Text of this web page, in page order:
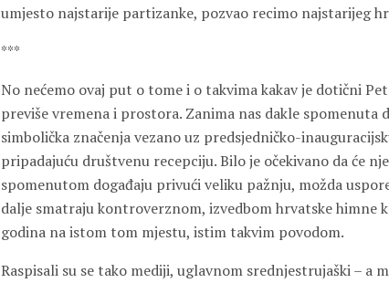
umjesto najstarije partizanke, pozvao recimo najstarijeg
***
No nećemo ovaj put o tome i o takvima kakav je dotični
previše vremena i prostora. Zanima nas dakle spomenuta
simbolička značenja vezano uz predsjedničko-
pripadajuću društvenu recepciju. Bilo je očekivano da će
spomenutom događaju privući veliku pažnju, možda
dalje smatraju kontroverznom, izvedbom hrvatske himne
godina na istom tom mjestu, istim takvim povodom.
Raspisali su se tako mediji, uglavnom srednjestrujaški – a